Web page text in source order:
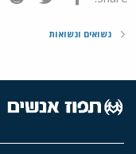
נשואים ונשואות